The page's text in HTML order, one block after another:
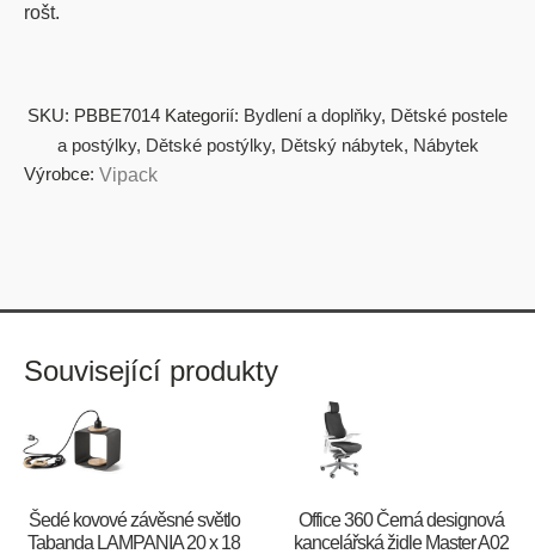
rošt.
SKU: PBBE7014 Kategorií: Bydlení a doplňky, Dětské postele
a postýlky, Dětské postýlky, Dětský nábytek, Nábytek
Výrobce: Vipack
Související produkty
Šedé kovové závěsné světlo
Tabanda LAMPANIA 20 x 18
Office 360 Černá designová
kancelářská židle Master A02